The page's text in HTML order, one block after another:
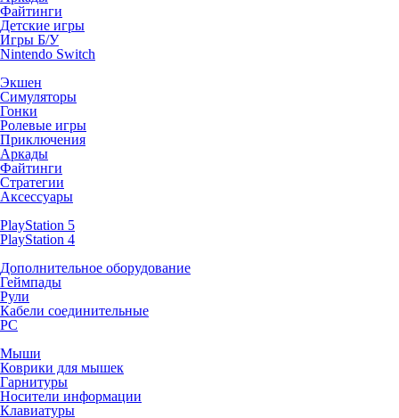
Файтинги
Детские игры
Игры Б/У
Nintendo Switch
Экшен
Симуляторы
Гонки
Ролевые игры
Приключения
Аркады
Файтинги
Стратегии
Аксессуары
PlayStation 5
PlayStation 4
Дополнительное оборудование
Геймпады
Рули
Кабели соединительные
PC
Мыши
Коврики для мышек
Гарнитуры
Носители информации
Клавиатуры